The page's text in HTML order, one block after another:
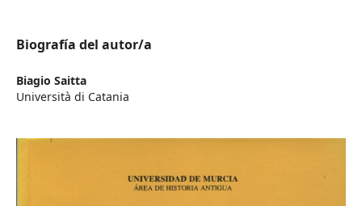
Biografía del autor/a
Biagio Saitta
Università di Catania